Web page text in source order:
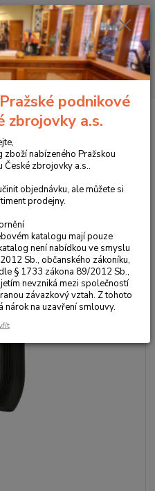
Menu
Hledat
díly Pro pistole
TACTICAL
podnikové
zbrojovky a.s.
nabízeného Pražskou
zbrojovky a.s..
objednávku, ale můžete si
prodejny.
katalogu mají pouze
není nabídkou ve smyslu
Sb., občanského zákoníku,
§ 1733 zákona 89/2012 Sb.,
nevzniká mezi společností
závazkový vztah. Z tohoto
na uzavření smlouvy.